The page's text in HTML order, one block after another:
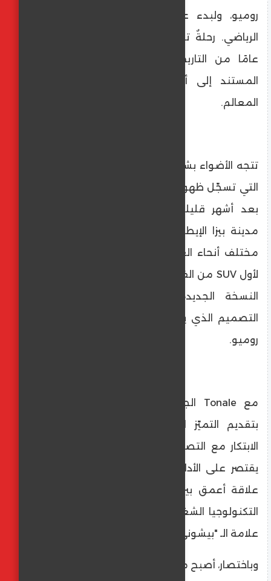
روميو، ولبدء عام يفيض بالشغف والطابع
عامًا من التاريخ، مؤكدة استمرارية تطورها
المستند إلى أسس راسخة وهوية واضحة
المعالم.
التي تسجّل ظهورها الأول في السوق البلجيكي
بعد أشهر قليلة من إطلاقها العالمي في
مختلف أنحاء العالم. وباعتبارها تطورًا طبيعيًا
النسخة الجديدة بالطابع الرياضي وجاذبية
التصميم الذي يمكن التعرف عليه فورًا كألفا
روميو.
مع Tonale الجديدة، تجدد العلامة التزامها
بتقديم التميّز الإيطالي للعالم، حيث يلتقي
الابتكار مع التصميم ومشاعر القيادة. تطورٌ لا
يقتصر على الأداء فحسب، بل يهدف إلى بناء
علاقة أعمق بين السيارة والسائق، حيث تعزز
التكنولوجيا الشغف، ويستحضر كل تفصيل إرث
علامة الـ "بيشوني".
وباختصار، أصبح معرض بروكسل للسيارات نقطة